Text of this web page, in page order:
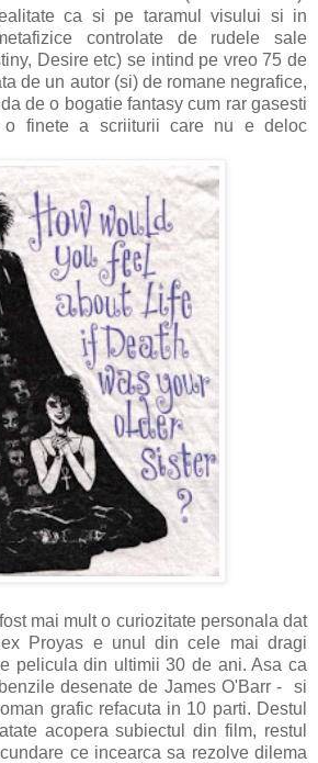
ca si pe taramul visului si in
controlate de rudele sale
Desire etc) se intind pe vreo 75 de
de un autor (si) de romane negrafice,
de o bogatie fantasy cum rar gasesti
finete a scriiturii care nu e deloc
mai mult o curiozitate personala dat
Proyas e unul din cele mai dragi
pelicula din ultimii 30 de ani. Asa ca
desenate de James O'Barr - si
grafic refacuta in 10 parti. Destul
acopera subiectul din film, restul
ce incearca sa rezolve dilema